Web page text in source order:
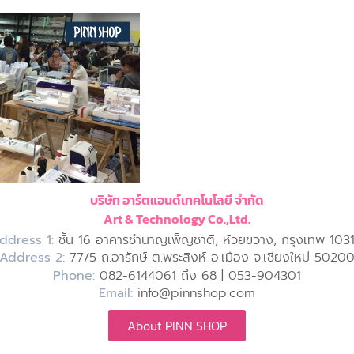
บริษัท อาร์ตแอนด์เทคโนโลยี จำกัด
Art & Technology Co.,Ltd.
1: ชั้น 16 อาคารชำนาญเพ็ญชาติ, ห้วยขวาง, กรุงเทพ
Address 2: 77/5 ถ.อารักษ์ ต.พระสิงห์ อ.เมือง จ.เชียงใหม่ 50200
Phone: 082-6144061 ถึง 68 | 053-904301
Email: info@pinnshop.com
About PINN SHOP